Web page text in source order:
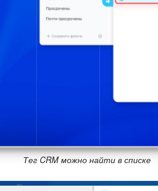
Тег CRM можно найти в списке